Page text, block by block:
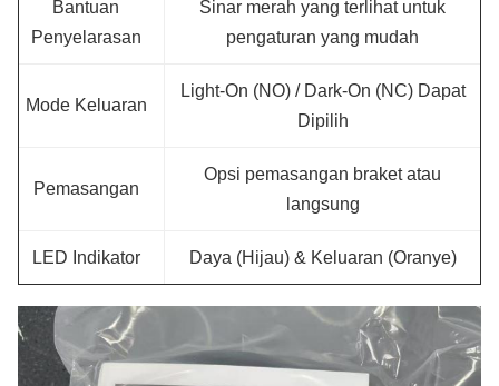
Bantuan
Penyelarasan
Sinar merah yang terlihat untuk
pengaturan yang mudah
Mode Keluaran
Light-On (NO) / Dark-On (NC) Dapat
Dipilih
Pemasangan
Opsi pemasangan braket atau
langsung
LED Indikator Daya (Hijau) & Keluaran (Oranye)